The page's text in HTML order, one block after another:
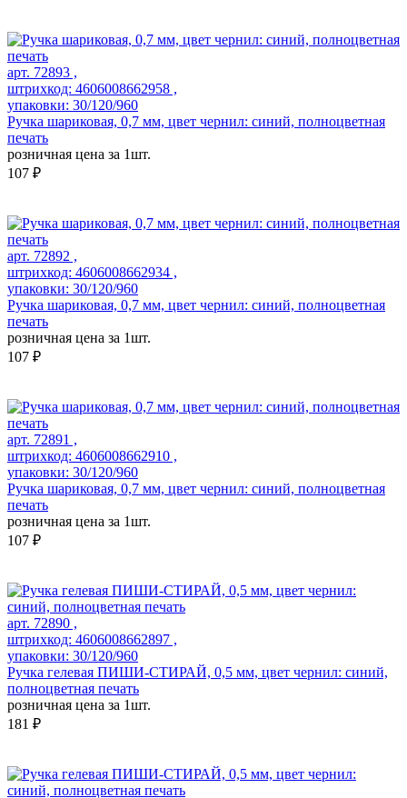
арт. 72893 ,
штрихкод: 4606008662958 ,
упаковки: 30/120/960
Ручка шариковая, 0,7 мм, цвет чернил: синий, полноцветная
печать
розничная цена за 1шт.
107 ₽
арт. 72892 ,
штрихкод: 4606008662934 ,
упаковки: 30/120/960
Ручка шариковая, 0,7 мм, цвет чернил: синий, полноцветная
печать
розничная цена за 1шт.
107 ₽
арт. 72891 ,
штрихкод: 4606008662910 ,
упаковки: 30/120/960
Ручка шариковая, 0,7 мм, цвет чернил: синий, полноцветная
печать
розничная цена за 1шт.
107 ₽
арт. 72890 ,
штрихкод: 4606008662897 ,
упаковки: 30/120/960
Ручка гелевая ПИШИ-СТИРАЙ, 0,5 мм, цвет чернил: синий,
полноцветная печать
розничная цена за 1шт.
181 ₽